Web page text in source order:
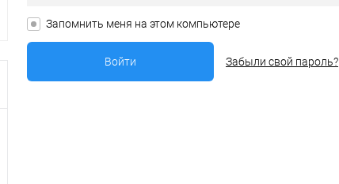
Запомнить меня на этом компьютере
Забыли свой пароль?